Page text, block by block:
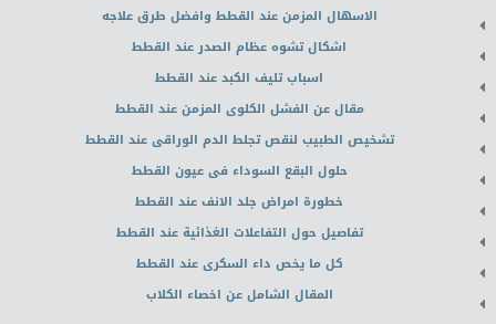
الاسهال المزمن عند القطط وافضل طرق علاجه
اشكال تشوه عظام الصدر عند القطط
اسباب تليف الكبد عند القطط
مقال عن الفشل الكلوى المزمن عند القطط
تشخيص الطبيب لنقص تجلط الدم الوراقى عند القطط
حلول البقع السوداء فى عيون القطط
خطورة امراض جلد الانف عند القطط
تفاصيل حول التفاعلات الغذائية عند القطط
كل ما يخص داء السكرى عند القطط
المقال الشامل عن اخصاء الكلاب